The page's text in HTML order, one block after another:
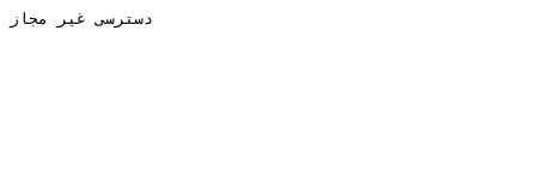
دسترسی غیر مجاز